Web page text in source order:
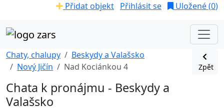
Přidat objekt Přihlásit se Uložené (0)
Chaty, chalupy
Beskydy a Valašsko
Nový Jičín
Nad Kociánkou 4 Zpět
Chata k pronájmu - Beskydy a
Valašsko